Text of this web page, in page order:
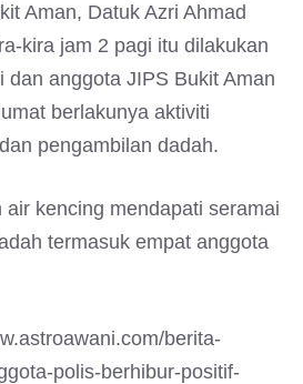
Aman, Datuk Azri Ahmad
kira jam 2 pagi itu dilakukan
dan anggota JIPS Bukit Aman
berlakunya aktiviti
pengambilan dadah.
air kencing mendapati seramai
termasuk empat anggota
berita-
polis-berhibur-positif-